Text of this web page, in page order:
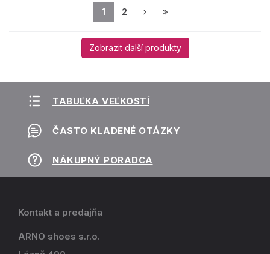
1 2
Zobrazit další produkty
TABUĽKA VEĽKOSTÍ
ČASTO KLADENÉ OTÁZKY
NÁKUPNÝ PORADCA
Kontakt a predajňa
ARNO shoes s.r.o.